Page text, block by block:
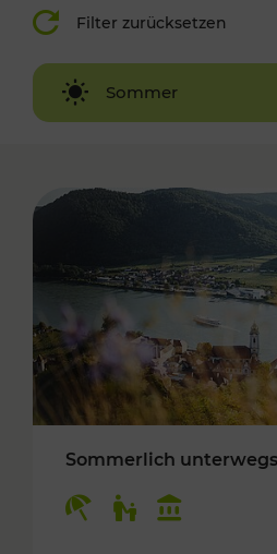
Filter zurücksetzen
Sommer
Winter
Sommerlich